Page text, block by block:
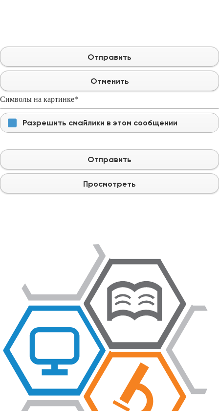
Отправить
Отменить
Символы на картинке*
Разрешить смайлики в этом сообщении
Отправить
Просмотреть